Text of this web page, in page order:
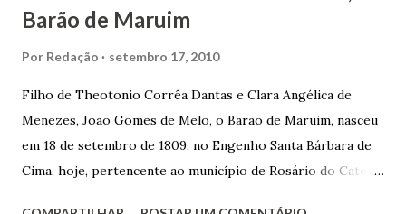
Barão de Maruim
Por Redação setembro 17, 2010
Filho de Theotonio Corrêa Dantas e Clara Angélica de
Menezes, João Gomes de Melo, o Barão de Maruim, nasceu
em 18 de setembro de 1809, no Engenho Santa Bárbara de
Cima, hoje, pertencente ao município de Rosário do Catete.